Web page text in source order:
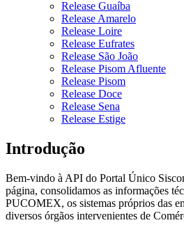
Release Guaíba
Release Amarelo
Release Loire
Release Eufrates
Release São João
Release Pisom Afluente
Release Pisom
Release Doce
Release Sena
Release Estige
Introdução
Bem-vindo à API do Portal Único
página, consolidamos as informações
PUCOMEX, os sistemas próprios das
diversos órgãos intervenientes de